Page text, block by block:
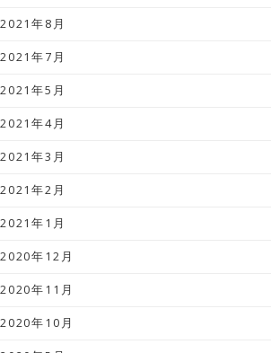
2021年8月
2021年7月
2021年5月
2021年4月
2021年3月
2021年2月
2021年1月
2020年12月
2020年11月
2020年10月